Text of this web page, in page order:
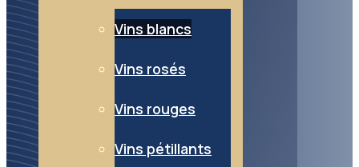
Vins blancs
Vins rosés
Vins rouges
Vins pétillants